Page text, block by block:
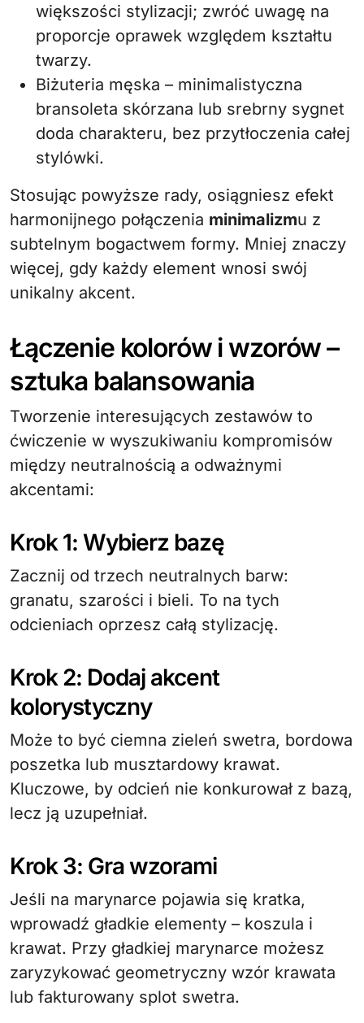
większości stylizacji; zwróć uwagę na
proporcje oprawek względem kształtu
twarzy.
Biżuteria męska – minimalistyczna
bransoleta skórzana lub srebrny sygnet
doda charakteru, bez przytłoczenia całej
stylówki.
Stosując powyższe rady, osiągniesz efekt
harmonijnego połączenia minimalizmu z
subtelnym bogactwem formy. Mniej znaczy
więcej, gdy każdy element wnosi swój
unikalny akcent.
Łączenie kolorów i wzorów –
sztuka balansowania
Tworzenie interesujących zestawów to
ćwiczenie w wyszukiwaniu kompromisów
między neutralnością a odważnymi
akcentami:
Krok 1: Wybierz bazę
Zacznij od trzech neutralnych barw:
granatu, szarości i bieli. To na tych
odcieniach oprzesz całą stylizację.
Krok 2: Dodaj akcent
kolorystyczny
Może to być ciemna zieleń swetra, bordowa
poszetka lub musztardowy krawat.
Kluczowe, by odcień nie konkurował z bazą,
lecz ją uzupełniał.
Krok 3: Gra wzorami
Jeśli na marynarce pojawia się kratka,
wprowadź gładkie elementy – koszula i
krawat. Przy gładkiej marynarce możesz
zaryzykować geometryczny wzór krawata
lub fakturowany splot swetra.